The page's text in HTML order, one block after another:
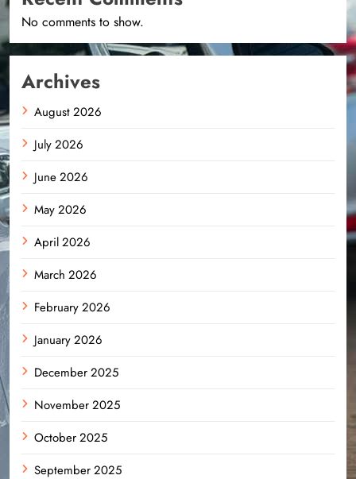
No comments to show.
Archives
August 2026
July 2026
June 2026
May 2026
April 2026
March 2026
February 2026
January 2026
December 2025
November 2025
October 2025
September 2025